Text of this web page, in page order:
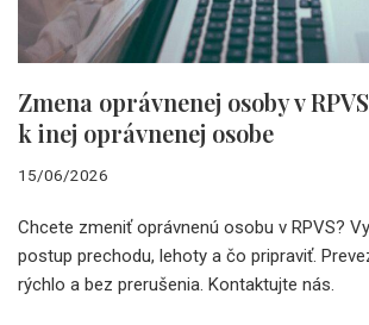
Zmena oprávnenej osoby v
k inej oprávnenej osobe
15/06/2026
Chcete zmeniť oprávnenú osobu v RPVS?
postup prechodu, lehoty a čo pripraviť.
rýchlo a bez prerušenia. Kontaktujte nás.